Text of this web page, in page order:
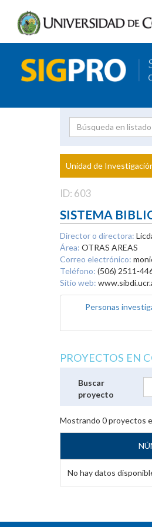
Proyecto
Unidad de
ID: 603
SISTEMA
Director o directora:
Área: OTRAS AREAS
Correo electrónico:
Teléfono: (506) 2511-
Sitio web:
Personas
PROYECTOS EN
Buscar
proyecto
Mostrando 0proyectos
No hay datos